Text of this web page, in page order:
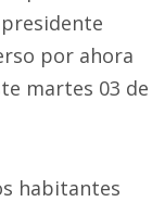
por ahora
martes 03 de
habitantes